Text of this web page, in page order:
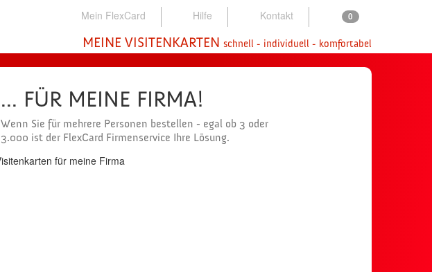
Mein FlexCard Hilfe Kontakt 0
MEINE VISITENKARTEN schnell - individuell - komfortabel
... FÜR MEINE FIRMA!
Wenn Sie für mehrere Personen bestellen - egal ob 3 oder
3.000 ist der FlexCard Firmenservice Ihre Lösung.